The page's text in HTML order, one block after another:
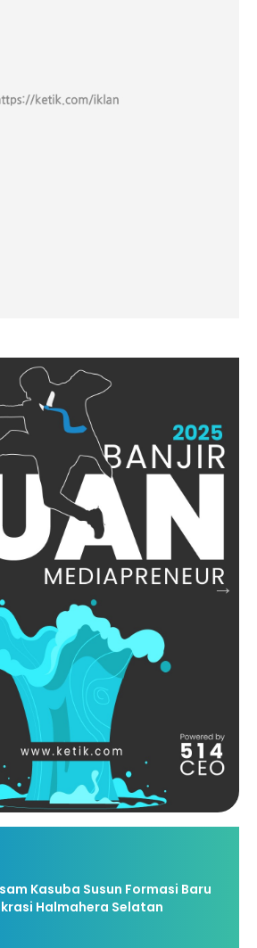
Kasuba Susun Formasi Baru
Halmahera Selatan